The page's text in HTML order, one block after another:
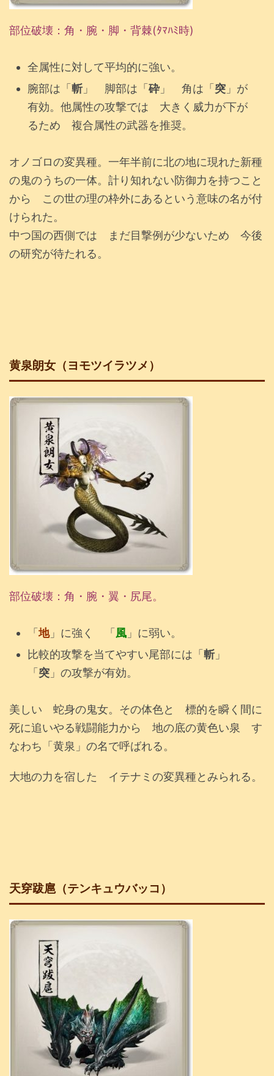
部位破壊：角・腕・脚・ 背棘(ﾀﾏﾊﾐ時)
全属性に対して平均的に強い。
腕部は「斬 」 脚部は「砕 」 角は「突 」が
有効。他属性の攻撃では 大きく威力が下が
るため 複合属性の武器を推奨。
オノゴロの変異種。一年半前に北の地に現れた新種
の鬼のうちの一体。計り知れない防御力を持つこと
から この世の理の枠外にあるという意味の名が付
けられた。
中つ国の西側では まだ目撃例が少ないため 今後
の研究が待たれる。
黄泉朗女（ヨモツイラツメ）
部位破壊：角・腕・翼・尻尾。
「地」に強く 「風 」に弱い。
比較的攻撃を当てやすい尾部には「斬 」
「突 」の攻撃が有効。
美しい 蛇身の鬼女。その体色と 標的を瞬く間に
死に追いやる戦闘能力から 地の底の黄色い泉 す
なわち「黄泉」の名で呼ばれる。
大地の力を宿した イテナミの変異種とみられる。
天穿跋扈（テンキュウバッコ）